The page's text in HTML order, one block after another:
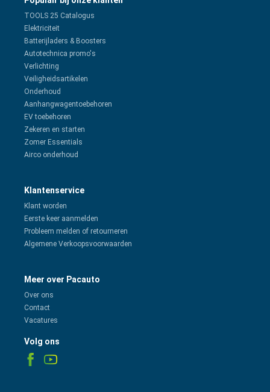
TOOLS 25 Catalogus
Elektriciteit
Batterijladers & Boosters
Autotechnica promo's
Verlichting
Veiligheidsartikelen
Onderhoud
Aanhangwagentoebehoren
EV toebehoren
Zekeren en starten
Zomer Essentials
Airco onderhoud
Klantenservice
Klant worden
Eerste keer aanmelden
Probleem melden of retourneren
Algemene Verkoopsvoorwaarden
Meer over Pacauto
Over ons
Contact
Vacatures
Volg ons